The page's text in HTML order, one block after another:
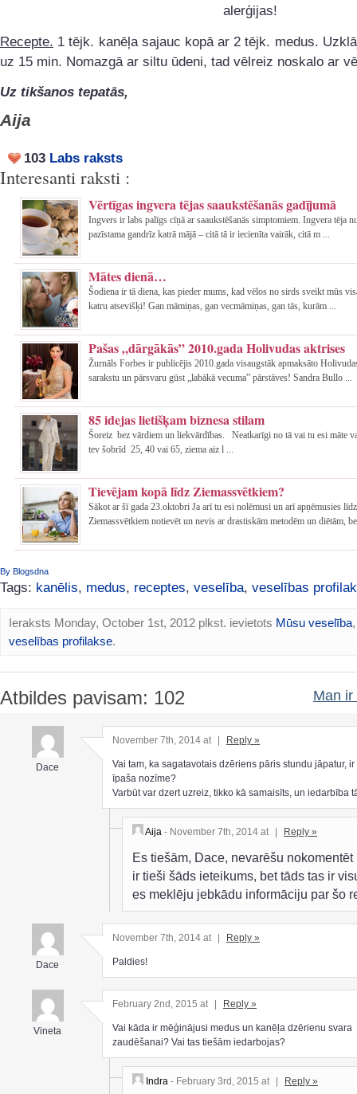
alerģijas!
Recepte. 1 tējk. kanēļa sajauc kopā ar 2 tējk. medus.
uz 15 min. Nomazgā ar siltu ūdeni, tad vēlreiz noskalo ar
Uz tikšanos tepatās,
Aija
103 Labs raksts
Interesanti raksti :
Vērtīgas ingvera tējas saaukstēšanās gadījumā
Ingvers ir labs palīgs cīņā ar saaukstēšanās simptomiem. Ingvera tēja
pazīstama gandrīz katrā mājā – citā tā ir iecienīta vairāk, citā m ...
Mātes dienā…
Šodiena ir tā diena, kas pieder mums, kad vēlos no sirds sveikt mūs
katru atsevišķi! Gan māmiņas, gan vecmāmiņas, gan tās, kurām ...
Pašas „dārgākās” 2010.gada Holivudas aktrises
Žurnāls Forbes ir publicējis 2010.gada visaugstāk apmaksāto
sarakstu un pārsvaru gūst „labākā vecuma” pārstāves! Sandra Bullo ...
85 idejas lietišķam biznesa stilam
Šoreiz bez vārdiem un liekvārdības. Neatkarīgi no tā vai tu esi māte
tev šobrīd 25, 40 vai 65, ziema aiz l ...
Tievējam kopā līdz Ziemassvētkiem?
Sākot ar šī gada 23.oktobri Ja arī tu esi nolēmusi un arī apņēmusies līdz
Ziemassvētkiem notievēt un nevis ar drastiskām metodēm un diētām,
By Blogsdna
Tags: kanēlis, medus, receptes, veselība, veselības
Ieraksts Monday, October 1st, 2012 plkst. ievietots Mūsu veselība,
veselības profilakse.
Atbildes pavisam: 102 Man ir
Dace
November 7th, 2014 at Reply »
Vai tam, ka sagatavotais dzēriens pāris stundu jāpatur, ir
īpaša nozīme?
Varbūt var dzert uzreiz, tikko kā samaisīts, un iedarbība
Aija - November 7th, 2014 at | Reply »
Es tiešām, Dace, nevarēšu nokomentēt
ir tieši šāds ieteikums, bet tāds tas ir
es meklēju jebkādu informāciju par šo
Dace
November 7th, 2014 at Reply »
Paldies!
Vineta
February 2nd, 2015 at Reply »
Vai kāda ir mēģinājusi medus un kanēļa dzērienu svara
zaudēšanai? Vai tas tiešām iedarbojas?
Indra - February 3rd, 2015 at | Reply »